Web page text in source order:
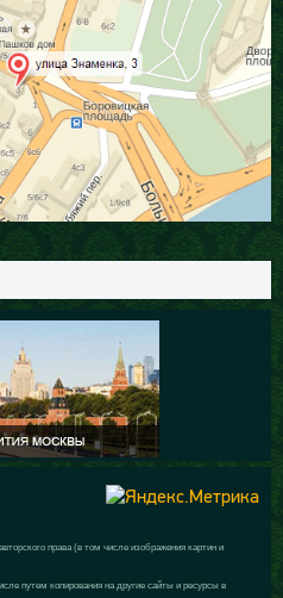
права (в том числе изображения картин и
путем копирования на другие сайты и ресурсы в